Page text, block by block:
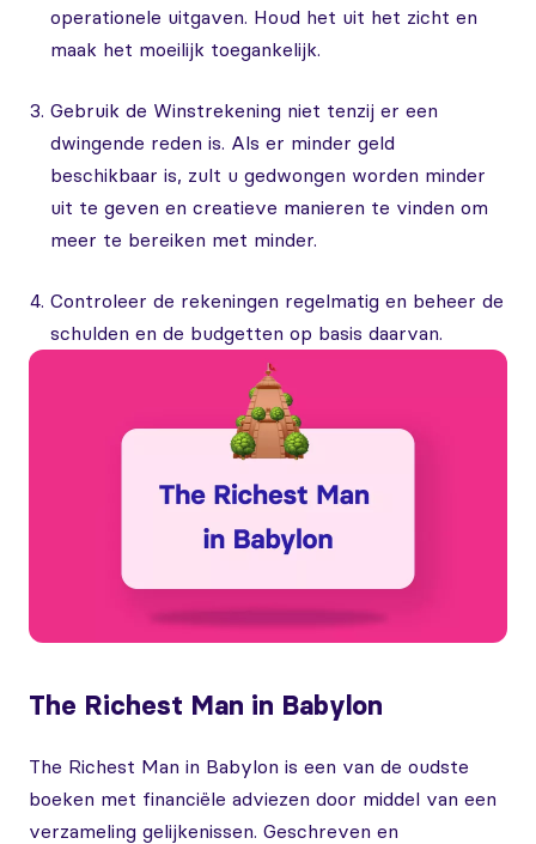
operationele uitgaven. Houd het uit het zicht en
maak het moeilijk toegankelijk.
Gebruik de Winstrekening niet tenzij er een
dwingende reden is. Als er minder geld
beschikbaar is, zult u gedwongen worden minder
uit te geven en creatieve manieren te vinden om
meer te bereiken met minder.
Controleer de rekeningen regelmatig en beheer de
schulden en de budgetten op basis daarvan.
The Richest Man in Babylon
The Richest Man in Babylon is een van de oudste
boeken met financiële adviezen door middel van een
verzameling gelijkenissen. Geschreven en